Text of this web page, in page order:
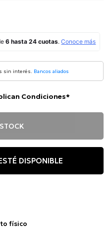
sin interés. Bancos aliados
Condiciones*
DISPONIBLE
físico